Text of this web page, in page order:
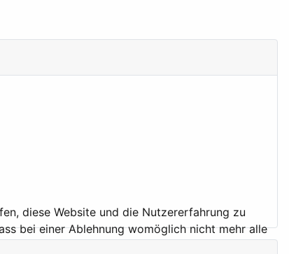
diese Website und die Nutzererfahrung zu
bei einer Ablehnung womöglich nicht mehr alle